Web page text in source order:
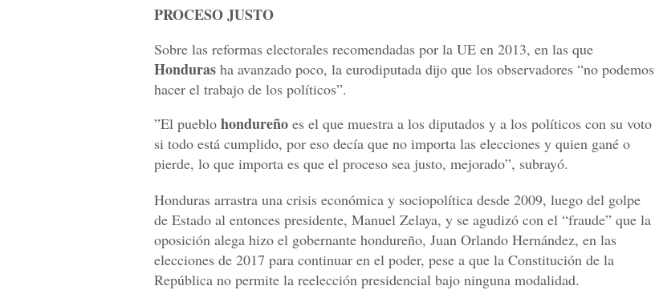
PROCESO JUSTO
Sobre las reformas electorales recomendadas por la UE en 2013, en las que
Honduras ha avanzado poco, la eurodiputada dijo que los observadores “no podemos
hacer el trabajo de los políticos”.
”El pueblo hondureño es el que muestra a los diputados y a los políticos con su voto
si todo está cumplido, por eso decía que no importa las elecciones y quien gané o
pierde, lo que importa es que el proceso sea justo, mejorado”, subrayó.
Honduras arrastra una crisis económica y sociopolítica desde 2009, luego del golpe
de Estado al entonces presidente, Manuel Zelaya, y se agudizó con el “fraude” que la
oposición alega hizo el gobernante hondureño, Juan Orlando Hernández, en las
elecciones de 2017 para continuar en el poder, pese a que la Constitución de la
República no permite la reelección presidencial bajo ninguna modalidad.